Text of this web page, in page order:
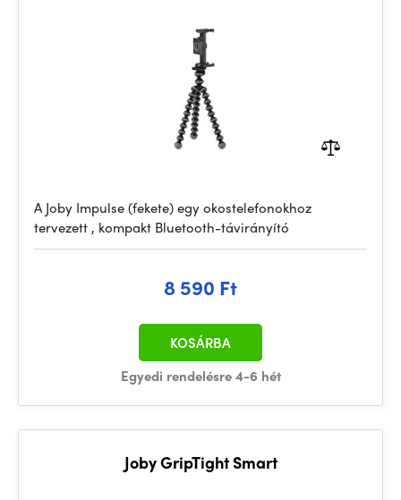
A Joby Impulse (fekete) egy okostelefonokhoz
tervezett , kompakt Bluetooth-távirányító
8 590 Ft
Egyedi rendelésre 4-6 hét
KOSÁRBA
Joby GripTight Smart